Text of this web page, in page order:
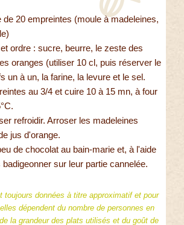
de 20 empreintes (moule à madeleines,
ordre : sucre, beurre, le zeste des
oranges (utiliser 10 cl, puis réserver le
un à un, la farine, la levure et le sel.
au 3/4 et cuire 10 à 15 mn, à four
refroidir. Arroser les madeleines
jus d'orange.
de chocolat au bain-marie et, à l'aide
sur leur partie cannelée.
toujours données à titre approximatif et pour
dépendent du nombre de personnes en
la grandeur des plats utilisés et du goût de